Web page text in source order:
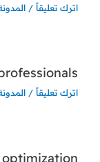
اترك تعليقاً /
اترك تعليقاً /